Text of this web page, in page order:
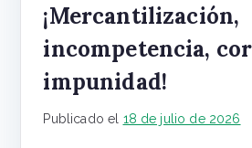
¡Mercantilización,
incompetencia,
impunidad!
Publicado el 18 de julio de 2026